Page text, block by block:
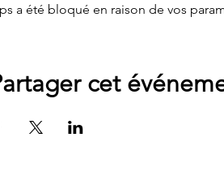
a été bloqué en raison de vos
cet